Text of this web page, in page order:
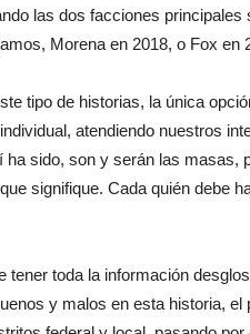
las dos facciones
Morena en 2018, o Fox en
tipo de historias, la única
atendiendo nuestros
ha sido, son y serán las masas,
signifique. Cada quién debe
tener toda la información
y malos en esta historia,